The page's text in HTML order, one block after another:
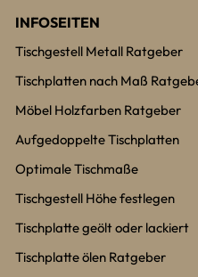
INFOSEITEN
Tischgestell Metall Ratgeber
Tischplatten nach Maß
Möbel Holzfarben Ratgeber
Aufgedoppelte Tischplatten
Optimale Tischmaße
Tischgestell Höhe festlegen
Tischplatte geölt oder lackiert
Tischplatte ölen Ratgeber